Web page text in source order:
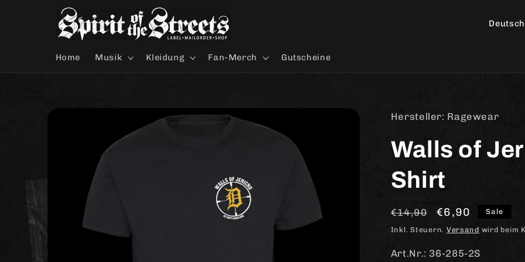
Home Musik Kleidung Fan-Merch Gutscheine
L
d
R
g
n
Hersteller: Ragewear
Walls of
Shirt
Normaler
Preis
€14,90 Verkaufspreis
€6,90 Sale
Inkl. Steuern. Versand wird beim
Art.Nr.: 36-285-2S